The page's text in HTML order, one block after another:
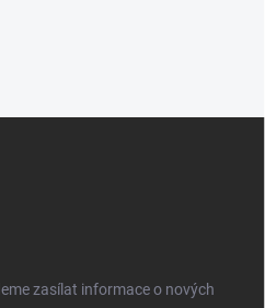
zasílat informace o nových